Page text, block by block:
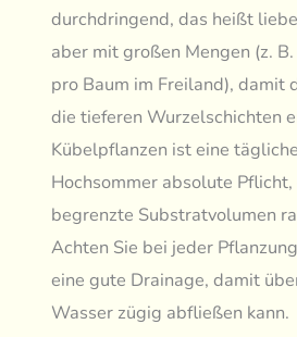
durchdringend, das heißt
aber mit großen Mengen (z.
pro Baum im Freiland), damit
die tieferen Wurzelschichten
Kübelpflanzen ist eine
Hochsommer absolute Pflicht,
begrenzte Substratvolumen
Achten Sie bei jeder
eine gute Drainage, damit
Wasser zügig abfließen kann.